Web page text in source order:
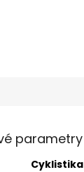
parametry
Cyklistika